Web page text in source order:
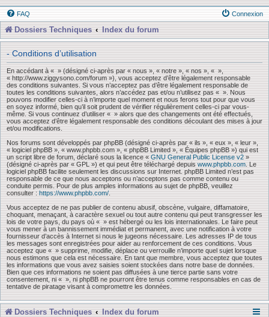
FAQ Connexion
Dossiers Techniques Index du forum
- Conditions d’utilisation
En accédant à « » (désigné ci-après par « nous », « notre », « nos », « »,
« http://www.ziggysono.com/forum »), vous acceptez d’être légalement responsable
des conditions suivantes. Si vous n’acceptez pas d’être légalement responsable de
toutes les conditions suivantes, alors n’accédez pas et/ou n’utilisez pas « ». Nous
pouvons modifier celles-ci à n’importe quel moment et nous ferons tout pour que vous
en soyez informé, bien qu’il soit prudent de vérifier régulièrement celles-ci par vous-
même. Si vous continuez d’utiliser « » alors que des changements ont été effectués,
vous acceptez d’être légalement responsable des conditions découlant des mises à jour
et/ou modifications.
Nos forums sont développés par phpBB (désigné ci-après par « ils », « eux », « leur »,
« logiciel phpBB », « www.phpbb.com », « phpBB Limited », « Équipes phpBB ») qui est
un script libre de forum, déclaré sous la licence « GNU General Public License v2 »
(désigné ci-après par « GPL ») et qui peut être téléchargé depuis www.phpbb.com . Le
logiciel phpBB facilite seulement les discussions sur Internet. phpBB Limited n’est pas
responsable de ce que nous acceptons ou n’acceptons pas comme contenu ou
conduite permis. Pour de plus amples informations au sujet de phpBB, veuillez
consulter : https://www.phpbb.com/
Vous acceptez de ne pas publier de contenu abusif, obscène, vulgaire, diffamatoire,
choquant, menaçant, à caractère sexuel ou tout autre contenu qui peut transgresser les
lois de votre pays, du pays où « » est hébergé ou les lois internationales. Le faire peut
vous mener à un bannissement immédiat et permanent, avec une notification à votre
fournisseur d’accès à Internet si nous le jugeons nécessaire. Les adresses IP de tous
les messages sont enregistrées pour aider au renforcement de ces conditions. Vous
acceptez que « » supprime, modifie, déplace ou verrouille n’importe quel sujet lorsque
nous estimons que cela est nécessaire. En tant que membre, vous acceptez que toutes
les informations que vous avez saisies soient stockées dans notre base de données.
Bien que ces informations ne soient pas diffusées à une tierce partie sans votre
consentement, ni « », ni phpBB ne pourront être tenus comme responsables en cas de
tentative de piratage visant à compromettre les données.
Dossiers Techniques Index du forum